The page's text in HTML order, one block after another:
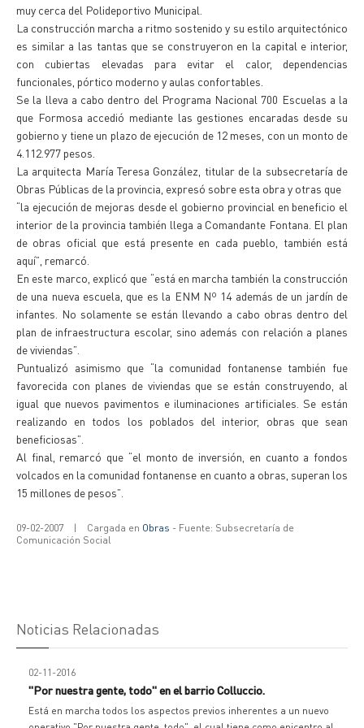
muy cerca del Polideportivo Municipal.
La construcción marcha a ritmo sostenido y su estilo arquitectónico
es similar a las tantas que se construyeron en la capital e interior,
con cubiertas elevadas para evitar el calor, dependencias
funcionales, pórtico moderno y aulas confortables.
Se la lleva a cabo dentro del Programa Nacional 700 Escuelas a la
que Formosa accedió mediante las gestiones encaradas desde su
gobierno y tiene un plazo de ejecución de 12 meses, con un monto de
4.112.977 pesos.
La arquitecta María Teresa González, titular de la subsecretaría de
Obras Públicas de la provincia, expresó sobre esta obra y otras que
“la ejecución de mejoras desde el gobierno provincial en beneficio el
interior de la provincia también llega a Comandante Fontana. El plan
de obras oficial que está presente en cada pueblo, también está
aquí”, remarcó.
En este marco, explicó que “está en marcha también la construcción
de una nueva escuela, que es la ENM Nº 14 además de un jardín de
infantes. No solamente se están llevando a cabo obras dentro del
plan de infraestructura escolar, sino además con relación a planes
de viviendas”.
Puntualizó asimismo que “la comunidad fontanense también fue
favorecida con planes de viviendas que se están construyendo, al
igual que nuevos pavimentos e iluminaciones artificiales. Se están
realizando en todos los poblados del interior, obras que sean
beneficiosas”.
Al final, remarcó que “el monto de inversión, en cuanto a fondos
volcados en la comunidad fontanense en cuanto a obras, superan los
15 millones de pesos”.
09-02-2007 | Cargada en Obras - Fuente: Subsecretaría de
Comunicación Social
Noticias Relacionadas
02-11-2016
"Por nuestra gente, todo" en el barrio Colluccio.
Está en marcha todos los aspectos previos inherentes a un nuevo